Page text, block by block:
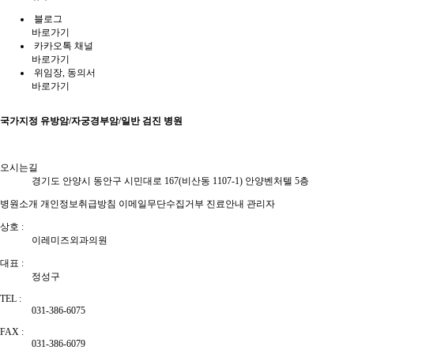
블로그
바로가기
카카오톡 채널
바로가기
위임장, 동의서
바로가기
국가지정 유방암/자궁경부암/일반검진 병원
오시는길
경기도 안양시 동안구 시민대로 167(비산동 1107-1) 안양벤처텔 5층
병원소개 개인정보취급방침 이메일무단수집거부 진료안내 관리자
상호 :
이레미즈외과의원
대표 :
정성구
TEL :
031-386-6075
FAX :
031-386-6079